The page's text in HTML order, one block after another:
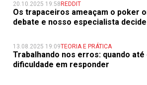
20.10.2025 19:58 REDDIT
Os trapaceiros ameaçam o poker
debate e nosso especialista decide
13.08.2025 19:09TEORIA E PRÁTICA
Trabalhando nos erros: quando
dificuldade em responder